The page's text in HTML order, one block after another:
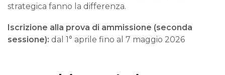
strategica fanno la differenza.
Iscrizione alla prova di ammissione (seconda
sessione): dal 1° aprile fino al 7 maggio 2026